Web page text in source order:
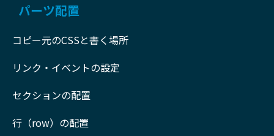
パーツ配置
コピー元のCSSと書く場所
リンク・イベントの設定
セクションの配置
行（row）の配置